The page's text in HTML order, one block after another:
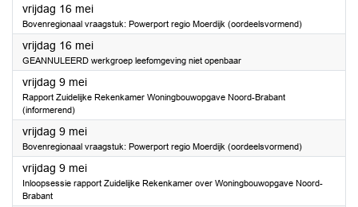
vrijdag 16 mei2025
Bovenregionaal vraagstuk: Powerport regio Moerdijk (oordeelsvormend)
vrijdag 16 mei2025
GEANNULEERD werkgroep leefomgeving niet openbaar
vrijdag 9 mei2025
Rapport Zuidelijke Rekenkamer Woningbouwopgave Noord-Brabant
(informerend)
vrijdag 9 mei2025
Bovenregionaal vraagstuk: Powerport regio Moerdijk (oordeelsvormend)
vrijdag 9 mei2025
Inloopsessie rapport Zuidelijke Rekenkamer over Woningbouwopgave Noord-
Brabant